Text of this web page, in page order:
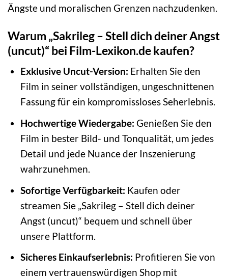
Ängste und moralischen Grenzen nachzudenken.
Warum „Sakrileg – Stell dich deiner Angst
(uncut)“ bei Film-Lexikon.de kaufen?
Exklusive Uncut-Version: Erhalten Sie den
Film in seiner vollständigen, ungeschnittenen
Fassung für ein kompromissloses Seherlebnis.
Hochwertige Wiedergabe: Genießen Sie den
Film in bester Bild- und Tonqualität, um jedes
Detail und jede Nuance der Inszenierung
wahrzunehmen.
Sofortige Verfügbarkeit: Kaufen oder
streamen Sie „Sakrileg – Stell dich deiner
Angst (uncut)“ bequem und schnell über
unsere Plattform.
Sicheres Einkaufserlebnis: Profitieren Sie von
einem vertrauenswürdigen Shop mit